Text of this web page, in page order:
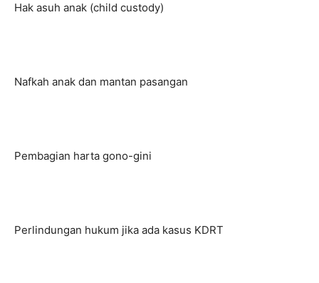
Hak asuh anak (child custody)
Nafkah anak dan mantan pasangan
Pembagian harta gono-gini
Perlindungan hukum jika ada kasus KDRT